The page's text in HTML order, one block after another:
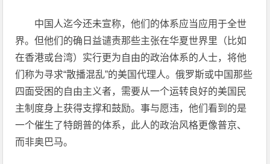
中国人迄今还未宣称，他们的体系应当应用于全世
界。但他们的确日益谴责那些主张在华夏世界里（比如
在香港或台湾）实行更为自由的政治体系的人士，将他
们称为寻求“散播混乱”的美国代理人。俄罗斯或中国那些
四面受困的自由主义者，需要从一个运转良好的美国民
主制度身上获得支撑和鼓励。事与愿违，他们看到的是
一个催生了特朗普的体系，此人的政治风格更像普京、
而非奥巴马。